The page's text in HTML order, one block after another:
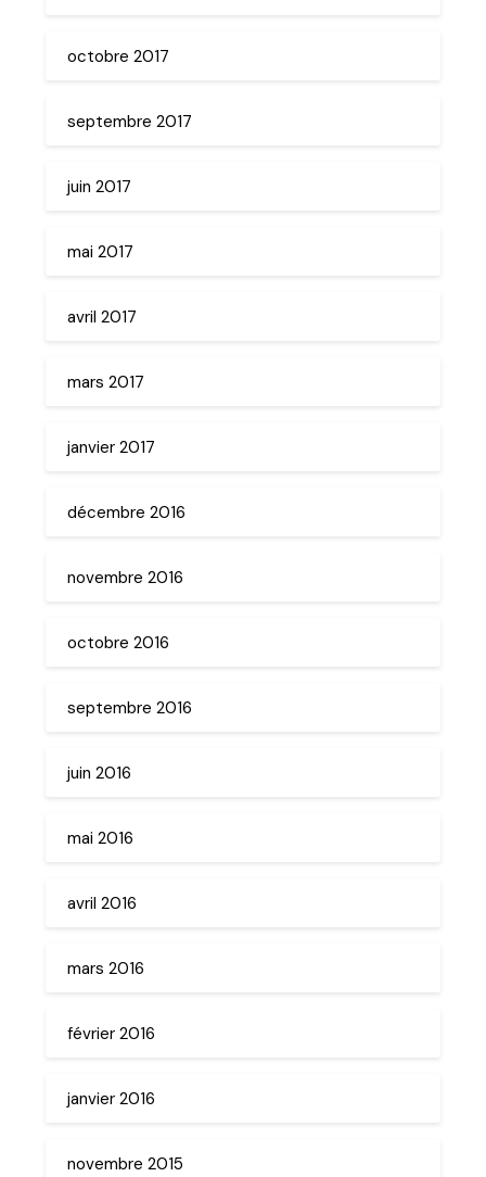
octobre 2017
septembre 2017
juin 2017
mai 2017
avril 2017
mars 2017
janvier 2017
décembre 2016
novembre 2016
octobre 2016
septembre 2016
juin 2016
mai 2016
avril 2016
mars 2016
février 2016
janvier 2016
novembre 2015